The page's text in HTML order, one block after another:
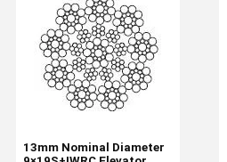
13mm Nominal Diameter